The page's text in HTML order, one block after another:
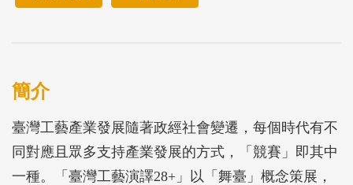
簡介
臺灣工藝產業發展隨著政經社會變遷，每個時代有不
同對應且眾多支持產業發展的方式，「競賽」即其中
一種。「臺灣工藝演譯28+」以「舞臺」概念策展，